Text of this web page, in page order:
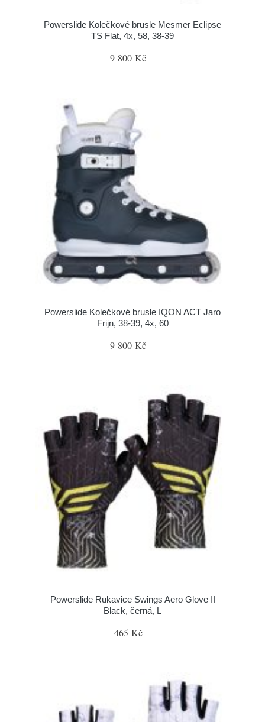
Powerslide Kolečkové brusle Mesmer Eclipse
TS Flat, 4x, 58, 38-39
9 800 Kč
Powerslide Kolečkové brusle IQON ACT Jaro
Frijn, 38-39, 4x, 60
9 800 Kč
Powerslide Rukavice Swings Aero Glove II
Black, černá, L
465 Kč